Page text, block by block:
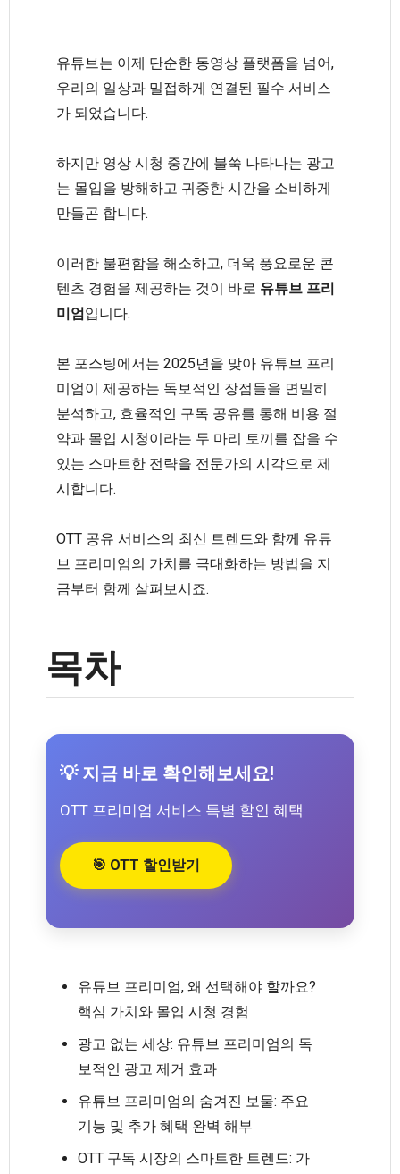
유튜브는 이제 단순한 동영상 플랫폼을 넘어,
우리의 일상과 밀접하게 연결된 필수 서비스
가 되었습니다.
하지만 영상 시청 중간에 불쑥 나타나는 광고
는 몰입을 방해하고 귀중한 시간을 소비하게
만들곤 합니다.
이러한 불편함을 해소하고, 더욱 풍요로운 콘
텐츠 경험을 제공하는 것이 바로 유튜브 프리
미엄입니다.
본 포스팅에서는 2025년을 맞아 유튜브 프리
미엄이 제공하는 독보적인 장점들을 면밀히
분석하고, 효율적인 구독 공유를 통해 비용 절
약과 몰입 시청이라는 두 마리 토끼를 잡을 수
있는 스마트한 전략을 전문가의 시각으로 제
시합니다.
OTT 공유 서비스의 최신 트렌드와 함께 유튜
브 프리미엄의 가치를 극대화하는 방법을 지
금부터 함께 살펴보시죠.
목차
💡 지금 바로 확인해보세요!
OTT 프리미엄 서비스 특별 할인 혜택
🎯 OTT 할인받기
유튜브 프리미엄, 왜 선택해야 할까요?
핵심 가치와 몰입 시청 경험
광고 없는 세상: 유튜브 프리미엄의 독
보적인 광고 제거 효과
유튜브 프리미엄의 숨겨진 보물: 주요
기능 및 추가 혜택 완벽 해부
OTT 구독 시장의 스마트한 트렌드: 가